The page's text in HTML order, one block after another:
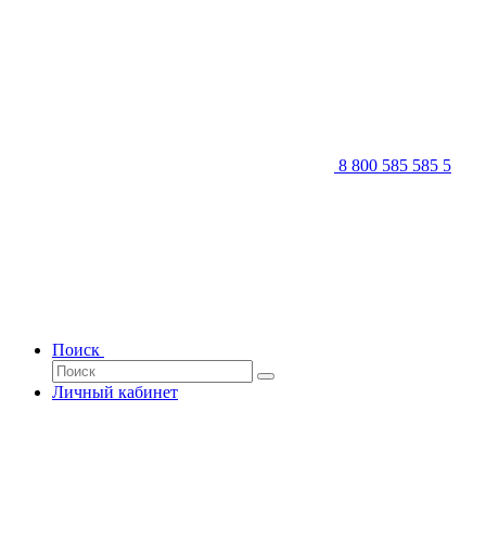
8 800 585 585 5
Поиск
Личный кабинет